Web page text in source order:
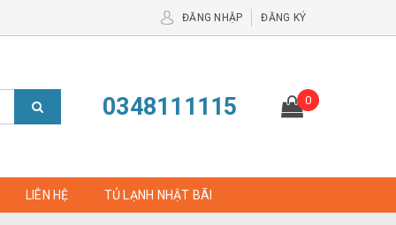
ĐĂNG NHẬP ĐĂNG KÝ
0348111115 0
LIÊN HỆ TỦ LẠNH NHẬT BÃI